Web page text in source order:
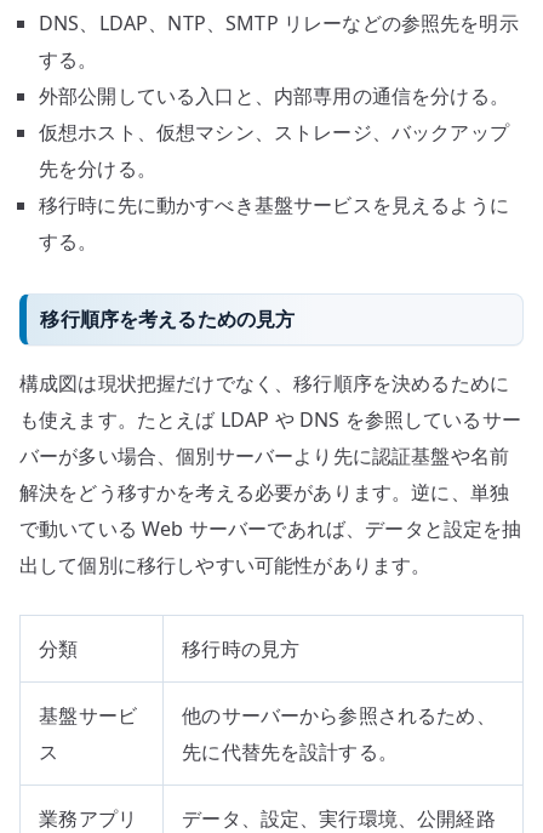
DNS、LDAP、NTP、SMTP リレーなどの参照先を明示
する。
外部公開している入口と、内部専用の通信を分ける。
仮想ホスト、仮想マシン、ストレージ、バックアップ
先を分ける。
移行時に先に動かすべき基盤サービスを見えるように
する。
移行順序を考えるための見方
構成図は現状把握だけでなく、移行順序を決めるために
も使えます。たとえば LDAP や DNS を参照しているサー
バーが多い場合、個別サーバーより先に認証基盤や名前
解決をどう移すかを考える必要があります。逆に、単独
で動いている Web サーバーであれば、データと設定を抽
出して個別に移行しやすい可能性があります。
分類 移行時の見方
基盤サービ
ス
他のサーバーから参照されるため、
先に代替先を設計する。
業務アプリ
データ、設定、実行環境、公開経路